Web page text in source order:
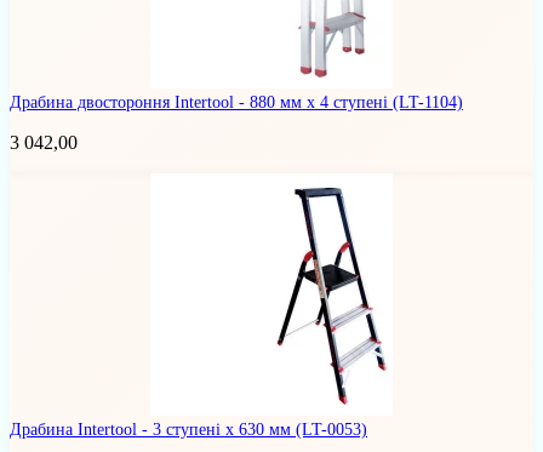
Драбина двостороння Intertool - 880 мм x 4 ступені (LT-1104)
3 042,00
Драбина Intertool - 3 ступені x 630 мм (LT-0053)